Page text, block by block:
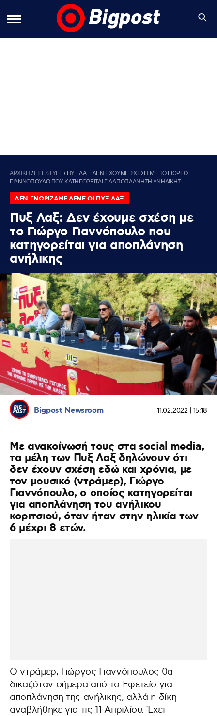
ΑΡΧΙΚΗ / LIFESTYLE/ ΠΥΞ ΛΑΞ: ΔΕΝ ΕΧΟΥΜΕ ΣΧΕΣΗ ΜΕ ΤΟ ΓΙΩΡΓΟ
ΓΙΑΝΝΟΠΟΥΛΟ ΠΟΥ ΚΑΤΗΓΟΡΕΙΤΑΙ ΓΙΑ ΑΠΟΠΛΑΝΗΣΗ ΑΝΗΛΙΚΗΣ
ΔΕΝ ΓΝΩΡΙΖΑΜΕ ΛΕΝΕ ΟΙ ΠΥΞ ΛΑΞ
Πυξ Λαξ: Δεν έχουμε σχέση με
το Γιώργο Γιαννόπουλο που
κατηγορείται για αποπλάνηση
ανήλικης
Bigpost Newsroom 11.02.2022 | 15:18
Με ανακοίνωσή τους στα social media,
τα μέλη των Πυξ Λαξ δηλώνουν ότι
δεν έχουν σχέση εδώ και χρόνια, με
τον μουσικό (ντράμερ), Γιώργο
Γιαννόπουλο, ο οποίος κατηγορείται
για αποπλάνηση του ανήλικου
κοριτσιού, όταν ήταν στην ηλικία των
6 μέχρι 8 ετών.
Ο ντράμερ, Γιώργος Γιαννόπουλος θα
δικαζόταν σήμερα από το Εφετείο για
αποπλάνηση της ανήλικης, αλλά η δίκη
αναβλήθηκε για τις 11 Απριλίου. Έχει